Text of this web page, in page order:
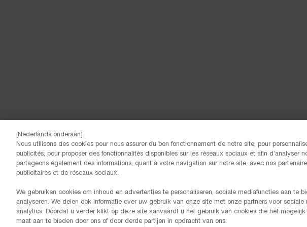
[Nederlands onderaan]
Nous utilisons des cookies pour nous assurer du bon fonctionnement de notre site, pour
publicités, pour proposer des fonctionnalités disponibles sur les réseaux sociaux et afin d’analyser
partageons également des informations, quant à votre navigation sur notre site, avec nos
publicitaires et de réseaux sociaux.
We gebruiken cookies om inhoud en advertenties te personaliseren, sociale mediafuncties aan te
analyseren. We delen ook informatie over uw gebruik van onze site met onze partners voor sociale
analytics. Doordat u verder klikt op deze site aanvaardt u het gebruik van cookies die het
maat aan te bieden door ons of door derde partijen in opdracht van ons.